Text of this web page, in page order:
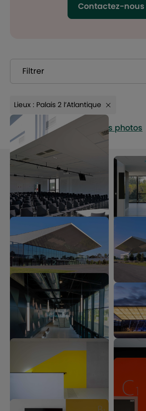
Contactez-nous
Filtrer
Lieux : Palais 2 l’Atlantique
Télécharger toutes les photos